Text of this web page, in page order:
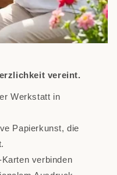
vereint.
Werkstatt in
Papierkunst, die
verbinden